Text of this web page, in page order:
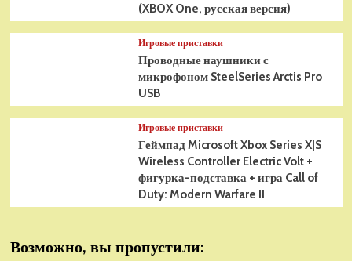
(XBOX One, русская версия)
Игровые приставки
Проводные наушники с
микрофоном SteelSeries Arctis Pro
USB
Игровые приставки
Геймпад Microsoft Xbox Series X|S
Wireless Controller Electric Volt +
фигурка-подставка + игра Call of
Duty: Modern Warfare II
Возможно, вы пропустили: